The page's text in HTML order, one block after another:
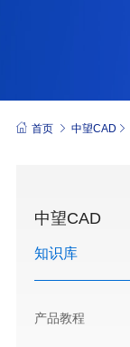
首页 中望CAD
中望CAD
知识库
产品教程